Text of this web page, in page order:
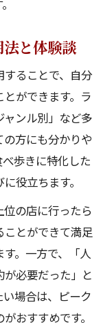
と体験談
ることで、自分
ができます。ラ
ンル別」など多
方にも分かりや
歩きに特化した
役立ちます。
の店に行ったら
ことができて満足
。一方で、「人
必要だった」と
場合は、ピーク
おすすめです。